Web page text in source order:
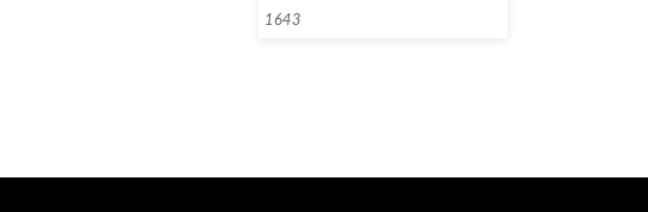
Beulo(t), Petrus; Lorens, Mateu;
1643